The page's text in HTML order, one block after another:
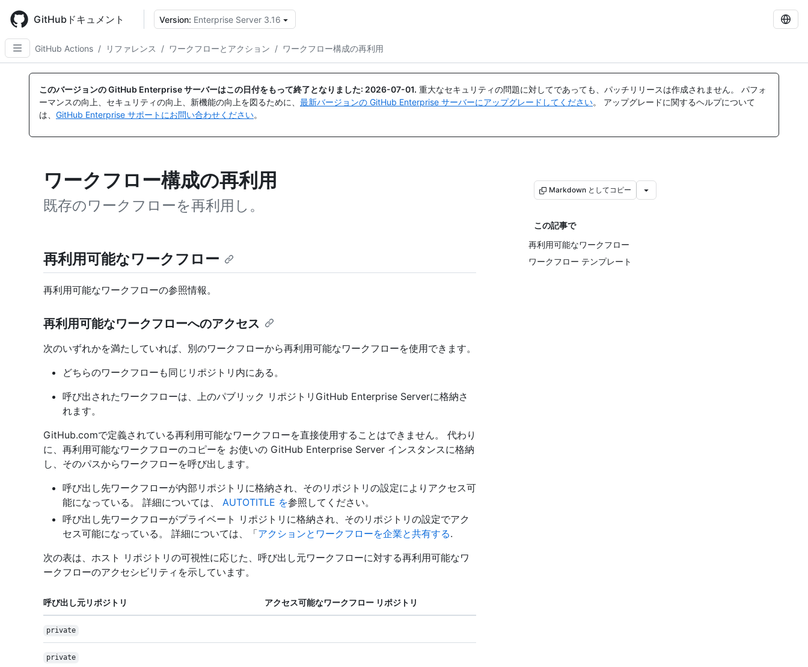
main
content
GitHubドキュメント Version: Enterprise Server 3.16
GitHub Actions / リファレンス / ワークフローとアクション / ワークフロー構成の再利用
このバージョンの GitHub Enterprise サーバーはこの日付をもって終了となりました: 2026-07-01. 重大なセキュリティの問題に対してであっても、パッチリリースは作成されません。 パフォ
ーマンスの向上、セキュリティの向上、新機能の向上を図るために、 最新バージョンの GitHub Enterprise サーバーにアップグレードしてください。 アップグレードに関するヘルプについて
は、 GitHub Enterprise サポートにお問い合わせください。
ワークフロー構成の再利用
既存のワークフローを再利用し。
Markdown としてコピー
この記事で
再利用可能なワークフロー
ワークフロー テンプレート
再利用可能なワークフロー
再利用可能なワークフローの参照情報。
再利用可能なワークフローへのアクセス
次のいずれかを満たしていれば、別のワークフローから再利用可能なワークフローを使用できます。
どちらのワークフローも同じリポジトリ内にある。
呼び出されたワークフローは、上のパブリック リポジトリGitHub Enterprise Serverに格納さ
れます。
GitHub.comで定義されている再利用可能なワークフローを直接使用することはできません。 代わり
に、再利用可能なワークフローのコピーを お使いの GitHub Enterprise Server インスタンスに格納
し、そのパスからワークフローを呼び出します。
呼び出し先ワークフローが内部リポジトリに格納され、そのリポジトリの設定によりアクセス可
能になっている。 詳細については、 AUTOTITLE を参照してください。
呼び出し先ワークフローがプライベート リポジトリに格納され、そのリポジトリの設定でアク
セス可能になっている。 詳細については、「アクションとワークフローを企業と共有する.
次の表は、ホスト リポジトリの可視性に応じた、呼び出し元ワークフローに対する再利用可能なワ
ークフローのアクセシビリティを示しています。
呼び出し元リポジトリ アクセス可能なワークフロー リポジトリ
private
private